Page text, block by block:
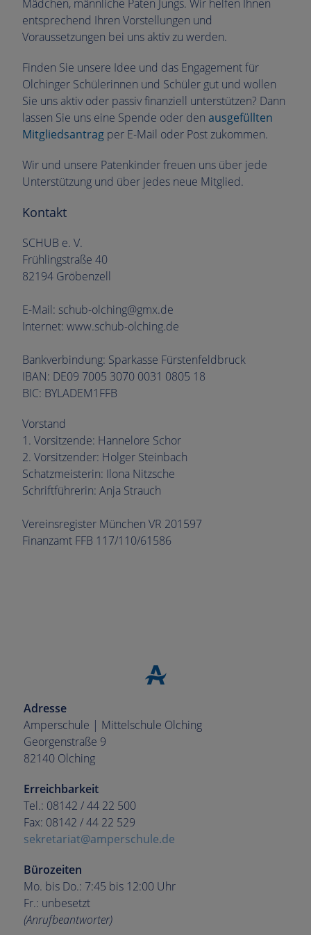
Mädchen, männliche Paten Jungs. Wir helfen Ihnen
entsprechend Ihren Vorstellungen und
Voraussetzungen bei uns aktiv zu werden.
Finden Sie unsere Idee und das Engagement für
Olchinger Schülerinnen und Schüler gut und wollen
Sie uns aktiv oder passiv finanziell unterstützen? Dann
lassen Sie uns eine Spende oder denausgefüllten
Mitgliedsantrag per E-Mail oder Post zukommen.
Wir und unsere Patenkinder freuen uns über jede
Unterstützung und über jedes neue Mitglied.
Kontakt
SCHUB e. V.
Frühlingstraße 40
82194 Gröbenzell
E-Mail: schub-olching@gmx.de
Internet: www.schub-olching.de
Bankverbindung: Sparkasse Fürstenfeldbruck
IBAN: DE09 7005 3070 0031 0805 18
BIC: BYLADEM1FFB
Vorstand
1. Vorsitzende: Hannelore Schor
2. Vorsitzender: Holger Steinbach
Schatzmeisterin: Ilona Nitzsche
Schriftführerin: Anja Strauch
Vereinsregister München VR 201597
Finanzamt FFB 117/110/61586
Adresse
Amperschule | Mittelschule Olching
Georgenstraße 9
82140 Olching
Erreichbarkeit
Tel.: 08142 / 44 22 500
Fax: 08142 / 44 22 529
sekretariat@amperschule.de
Bürozeiten
Mo. bis Do.: 7:45 bis 12:00 Uhr
Fr.: unbesetzt
(Anrufbeantworter)